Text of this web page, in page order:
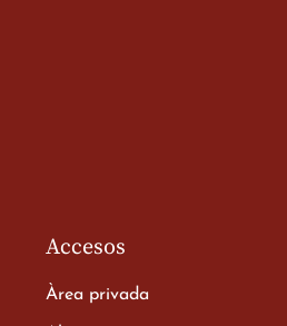
Accesos
Àrea privada